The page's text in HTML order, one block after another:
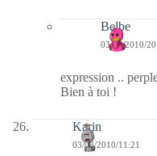
Belbe
03/03/2010/
expression ..
Bien à toi !
Karin
03/03/2010/11:21